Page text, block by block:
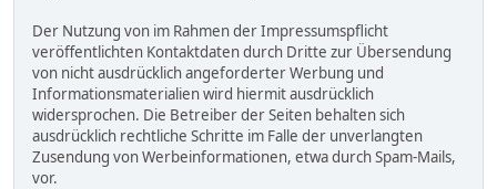
Der Nutzung von im Rahmen der Impressumspflicht
veröffentlichten Kontaktdaten durch Dritte zur Übersendung
von nicht ausdrücklich angeforderter Werbung und
Informationsmaterialien wird hiermit ausdrücklich
widersprochen. Die Betreiber der Seiten behalten sich
ausdrücklich rechtliche Schritte im Falle der unverlangten
Zusendung von Werbeinformationen, etwa durch Spam-Mails,
vor.